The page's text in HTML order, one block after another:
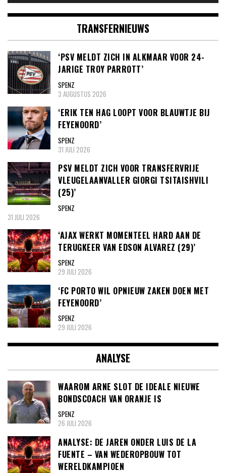
TRANSFERNIEUWS
‘PSV MELDT ZICH IN ALKMAAR VOOR 24-
JARIGE TROY PARROTT’
SPENZ
3 AUGUSTUS 2026
‘ERIK TEN HAG LOOPT VOOR BLAUWTJE BIJ
FEYENOORD’
SPENZ
31 JULI 2026
PSV MELDT ZICH VOOR TRANSFERVRIJE
VLEUGELAANVALLER GIORGI TSITAISHVILI
(25)’
SPENZ
31 JULI 2026
‘AJAX WERKT MOMENTEEL HARD AAN DE
TERUGKEER VAN EDSON ALVAREZ (29)’
SPENZ
29 JULI 2026
‘FC PORTO WIL OPNIEUW ZAKEN DOEN MET
FEYENOORD’
SPENZ
29 JULI 2026
ANALYSE
WAAROM ARNE SLOT DE IDEALE NIEUWE
BONDSCOACH VAN ORANJE IS
SPENZ
26 JULI 2026
ANALYSE: DE JAREN ONDER LUIS DE LA
FUENTE – VAN WEDEROPBOUW TOT
WERELDKAMPIOEN